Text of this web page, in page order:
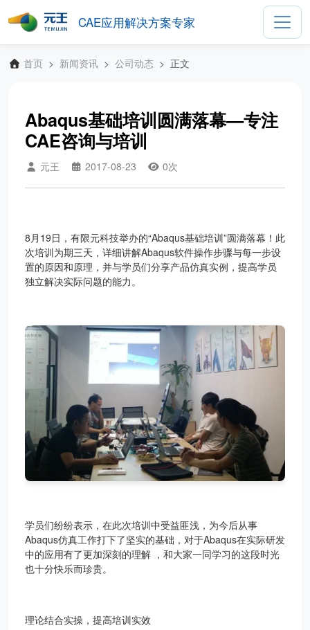
CAE应用解决方案专家
首页 新闻资讯 公司动态 正文
Abaqus基础培训圆满落幕—专注
CAE咨询与培训
元王 2017-08-23 0次
8月19日，有限元科技举办的“Abaqus基础培训”圆满落幕！此
次培训为期三天，详细讲解Abaqus软件操作步骤与每一步设
置的原因和原理，并与学员们分享产品仿真实例，提高学员
独立解决实际问题的能力。
学员们纷纷表示，在此次培训中受益匪浅，为今后从事
Abaqus仿真工作打下了坚实的基础， 对于Abaqus在实际研发
中的应用有了更加深刻的理解 ，和大家一同学习的这段时光
也十分快乐而珍贵。
理论结合实操，提高培训实效